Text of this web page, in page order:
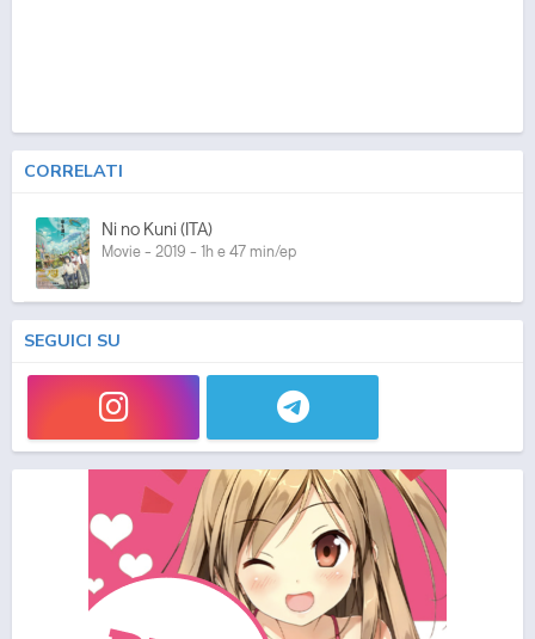
CORRELATI
Ni no Kuni (ITA)
Movie - 2019 - 1h e 47 min/ep
SEGUICI SU